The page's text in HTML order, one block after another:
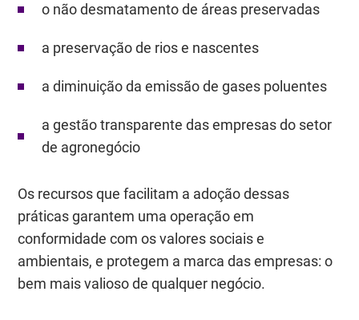
o não desmatamento de áreas preservadas
a preservação de rios e nascentes
a diminuição da emissão de gases poluentes
a gestão transparente das empresas do setor
de agronegócio
Os recursos que facilitam a adoção dessas
práticas garantem uma operação em
conformidade com os valores sociais e
ambientais, e protegem a marca das empresas: o
bem mais valioso de qualquer negócio.